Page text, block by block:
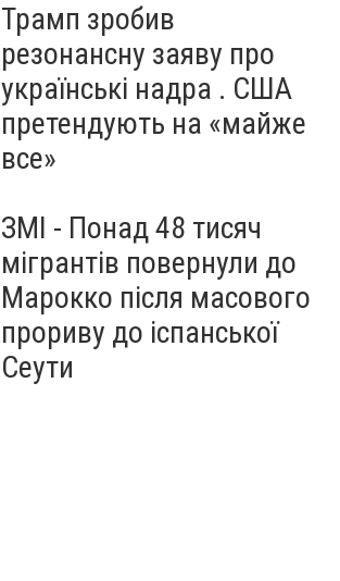
Трамп зробив
резонансну заяву про
українські надра . США
претендують на «майже
все»
ЗМІ - Понад 48 тисяч
мігрантів повернули до
Марокко після масового
прориву до іспанської
Сеути